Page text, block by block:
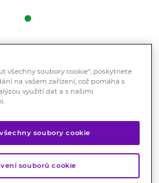
zjemňující Termální voda Avène
na obličej i tělo pro celou
všechny soubory cookie“, poskytnete
na vašem zařízení, což pomáhá s
využití dat a s našimi
soubory cookie
souborů cookie